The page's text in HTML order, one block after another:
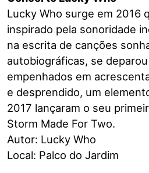
Lucky Who surge em 2016
inspirado pela sonoridade
na escrita de canções
autobiográficas, se
empenhados em
e desprendido, um
2017 lançaram o seu
Storm Made For Two.
Autor: Lucky Who
Local: Palco do Jardim